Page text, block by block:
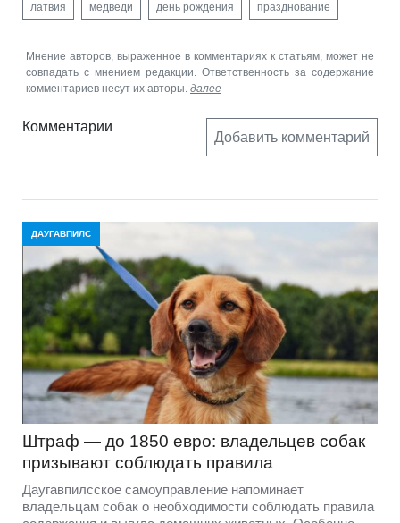
латвия медведи день рождения празднование
Мнение авторов, выраженное в комментариях к статьям, может не
совпадать с мнением редакции. Ответственность за содержание
комментариев несут их авторы. далее
Комментарии
Добавить комментарий
ДАУГАВПИЛС
Штраф — до 1850 евро: владельцев собак
призывают соблюдать правила
Даугавпилсское самоуправление напоминает
владельцам собак о необходимости соблюдать правила